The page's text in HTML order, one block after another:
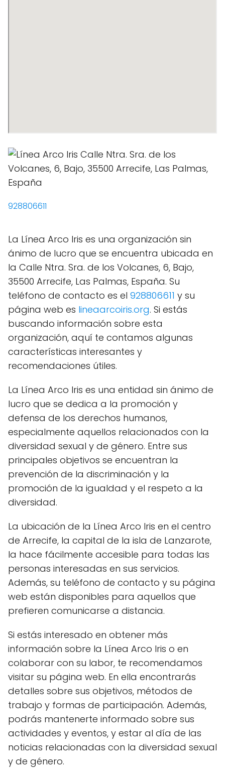
928806611
La Línea Arco Iris es una organización sin
ánimo de lucro que se encuentra ubicada en
la Calle Ntra. Sra. de los Volcanes, 6, Bajo,
35500 Arrecife, Las Palmas, España. Su
teléfono de contacto es el 928806611 y su
página web es lineaarcoiris.org. Si estás
buscando información sobre esta
organización, aquí te contamos algunas
características interesantes y
recomendaciones útiles.
La Línea Arco Iris es una entidad sin ánimo de
lucro que se dedica a la promoción y
defensa de los derechos humanos,
especialmente aquellos relacionados con la
diversidad sexual y de género. Entre sus
principales objetivos se encuentran la
prevención de la discriminación y la
promoción de la igualdad y el respeto a la
diversidad.
La ubicación de la Línea Arco Iris en el centro
de Arrecife, la capital de la isla de Lanzarote,
la hace fácilmente accesible para todas las
personas interesadas en sus servicios.
Además, su teléfono de contacto y su página
web están disponibles para aquellos que
prefieren comunicarse a distancia.
Si estás interesado en obtener más
información sobre la Línea Arco Iris o en
colaborar con su labor, te recomendamos
visitar su página web. En ella encontrarás
detalles sobre sus objetivos, métodos de
trabajo y formas de participación. Además,
podrás mantenerte informado sobre sus
actividades y eventos, y estar al día de las
noticias relacionadas con la diversidad sexual
y de género.